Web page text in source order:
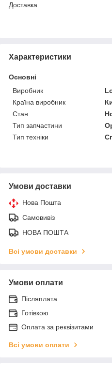
Доставка.
Характеристики
Основні
Виробник
Країна виробник
Стан
Тип запчастини
Тип техніки
Умови доставки
Нова Пошта
Самовивіз
НОВА ПОШТА
Всі умови доставки
Умови оплати
Післяплата
Готівкою
Оплата за реквізитами
Всі умови оплати